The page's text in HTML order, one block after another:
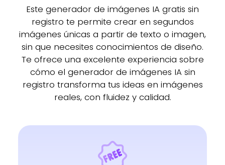
Este generador de imágenes IA gratis sin
registro te permite crear en segundos
imágenes únicas a partir de texto o imagen,
sin que necesites conocimientos de diseño.
Te ofrece una excelente experiencia sobre
cómo el generador de imágenes IA sin
registro transforma tus ideas en imágenes
reales, con fluidez y calidad.